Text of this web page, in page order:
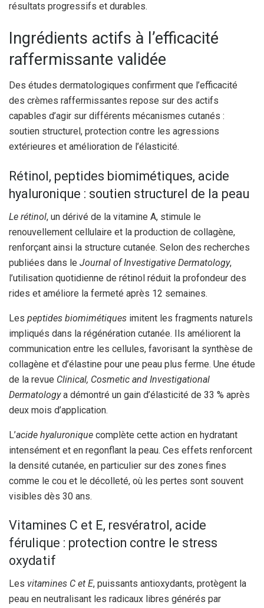
résultats progressifs et durables.
Ingrédients actifs à l’efficacité
raffermissante validée
Des études dermatologiques confirment que l’efficacité
des crèmes raffermissantes repose sur des actifs
capables d’agir sur différents mécanismes cutanés :
soutien structurel, protection contre les agressions
extérieures et amélioration de l’élasticité.
Rétinol, peptides biomimétiques, acide
hyaluronique : soutien structurel de la peau
Le rétinol, un dérivé de la vitamine A, stimule le
renouvellement cellulaire et la production de collagène,
renforçant ainsi la structure cutanée. Selon des recherches
publiées dans le Journal of Investigative Dermatology,
l’utilisation quotidienne de rétinol réduit la profondeur des
rides et améliore la fermeté après 12 semaines.
Les peptides biomimétiques imitent les fragments naturels
impliqués dans la régénération cutanée. Ils améliorent la
communication entre les cellules, favorisant la synthèse de
collagène et d’élastine pour une peau plus ferme. Une étude
de la revue Clinical, Cosmetic and Investigational
Dermatologya démontré un gain d’élasticité de 33 % après
deux mois d’application.
L’acide hyaluronique complète cette action en hydratant
intensément et en regonflant la peau. Ces effets renforcent
la densité cutanée, en particulier sur des zones fines
comme le cou et le décolleté, où les pertes sont souvent
visibles dès 30 ans.
Vitamines C et E, resvératrol, acide
férulique : protection contre le stress
oxydatif
Les vitamines C et E, puissants antioxydants, protègent la
peau en neutralisant les radicaux libres générés par